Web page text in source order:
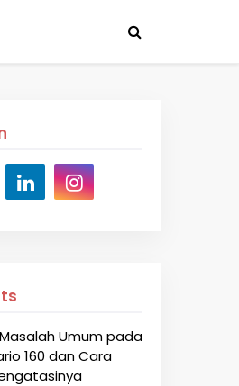
Umum pada
160 dan Cara